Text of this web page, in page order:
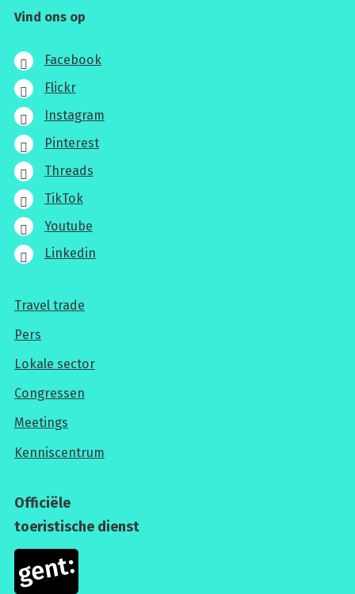
Vind ons op
Facebook
Flickr
Instagram
Pinterest
Threads
TikTok
Youtube
Linkedin
Voor
professionals
Travel trade
Pers
Lokale sector
Congressen
Meetings
Kenniscentrum
Officiële
toeristische dienst